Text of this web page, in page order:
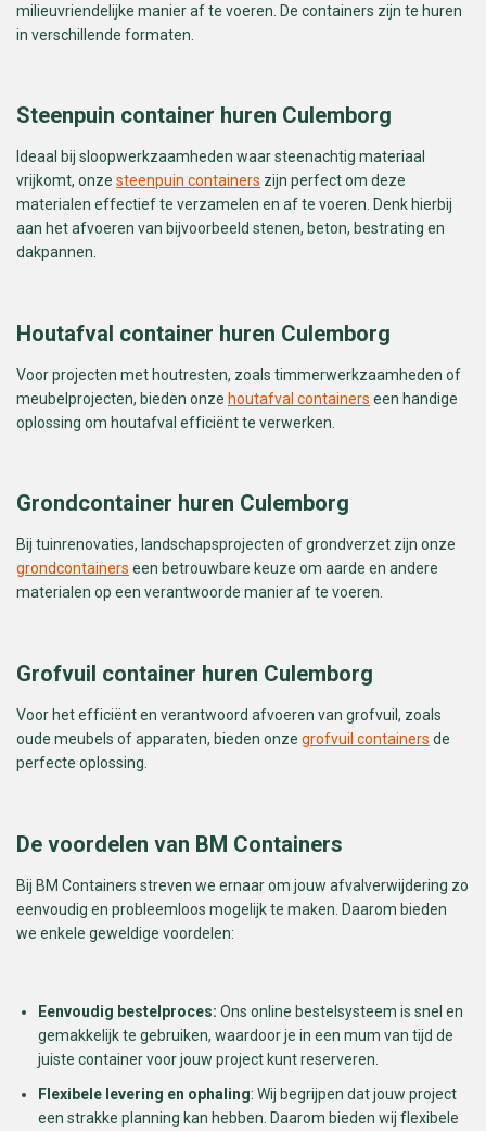
milieuvriendelijke manier af te voeren. De containers zijn te huren
in verschillende formaten.
Steenpuin container huren Culemborg
Ideaal bij sloopwerkzaamheden waar steenachtig materiaal
vrijkomt, onze steenpuin containers zijn perfect om deze
materialen effectief te verzamelen en af te voeren. Denk hierbij
aan het afvoeren van bijvoorbeeld stenen, beton, bestrating en
dakpannen.
Houtafval container huren Culemborg
Voor projecten met houtresten, zoals timmerwerkzaamheden of
meubelprojecten, bieden onze houtafval containers een handige
oplossing om houtafval efficiënt te verwerken.
Grondcontainer huren Culemborg
Bij tuinrenovaties, landschapsprojecten of grondverzet zijn onze
grondcontainers een betrouwbare keuze om aarde en andere
materialen op een verantwoorde manier af te voeren.
Grofvuil container huren Culemborg
Voor het efficiënt en verantwoord afvoeren van grofvuil, zoals
oude meubels of apparaten, bieden onze grofvuil containers de
perfecte oplossing.
De voordelen van BM Containers
Bij BM Containers streven we ernaar om jouw afvalverwijdering zo
eenvoudig en probleemloos mogelijk te maken. Daarom bieden
we enkele geweldige voordelen:
Eenvoudig bestelproces: Ons online bestelsysteem is snel en
gemakkelijk te gebruiken, waardoor je in een mum van tijd de
juiste container voor jouw project kunt reserveren.
Flexibele levering en ophaling: Wij begrijpen dat jouw project
een strakke planning kan hebben. Daarom bieden wij flexibele